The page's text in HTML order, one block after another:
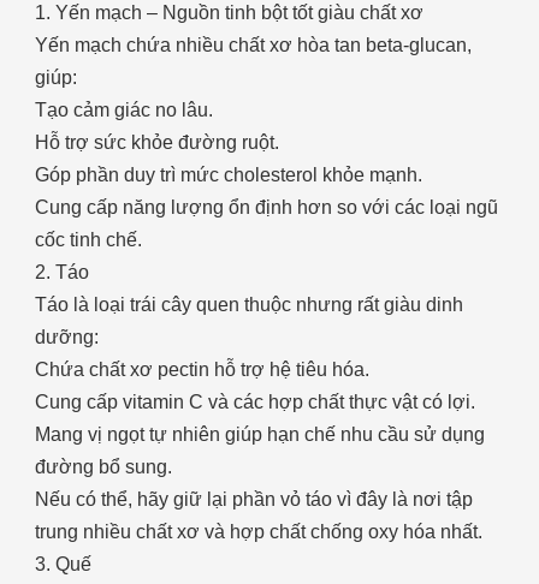
1. Yến mạch – Nguồn tinh bột tốt giàu chất xơ
Yến mạch chứa nhiều chất xơ hòa tan beta-glucan,
giúp:
Tạo cảm giác no lâu.
Hỗ trợ sức khỏe đường ruột.
Góp phần duy trì mức cholesterol khỏe mạnh.
Cung cấp năng lượng ổn định hơn so với các loại ngũ
cốc tinh chế.
2. Táo
Táo là loại trái cây quen thuộc nhưng rất giàu dinh
dưỡng:
Chứa chất xơ pectin hỗ trợ hệ tiêu hóa.
Cung cấp vitamin C và các hợp chất thực vật có lợi.
Mang vị ngọt tự nhiên giúp hạn chế nhu cầu sử dụng
đường bổ sung.
Nếu có thể, hãy giữ lại phần vỏ táo vì đây là nơi tập
trung nhiều chất xơ và hợp chất chống oxy hóa nhất.
3. Quế